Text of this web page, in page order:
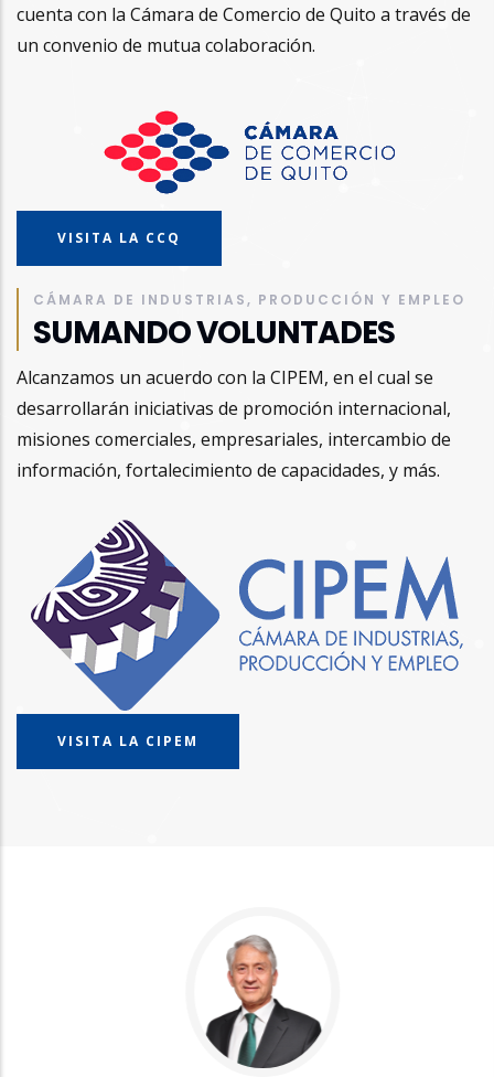
cuenta con la Cámara de Comercio de Quito a través de
un convenio de mutua colaboración.
VISITA LA CCQ
CÁMARA DE INDUSTRIAS, PRODUCCIÓN Y EMPLEO
SUMANDO VOLUNTADES
Alcanzamos un acuerdo con la CIPEM, en el cual se
desarrollarán iniciativas de promoción internacional,
misiones comerciales, empresariales, intercambio de
información, fortalecimiento de capacidades, y más.
VISITA LA CIPEM